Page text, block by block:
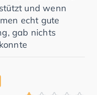
und wenn
echt gute
gab nichts